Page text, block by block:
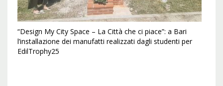
“Design My City Space – La Città che ci piace”: a Bari
l’installazione dei manufatti realizzati dagli studenti per
EdilTrophy25